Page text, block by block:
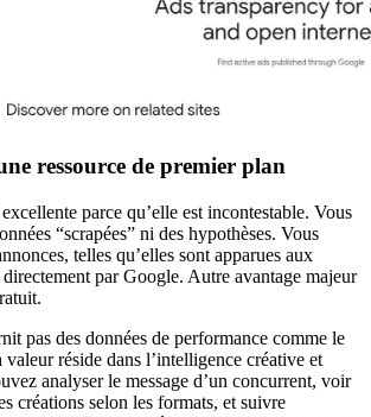
ressource de premier plan
parce qu’elle est incontestable. Vous
“scrapées” ni des hypothèses. Vous
telles qu’elles sont apparues aux
par Google. Autre avantage majeur
pas des données de performance comme le
réside dans l’intelligence créative et
analyser le message d’un concurrent, voir
créations selon les formats, et suivre